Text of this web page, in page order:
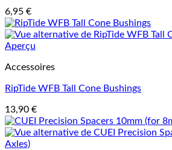
6,95 €
Aperçu
Accessoires
RipTide WFB Tall Cone Bushings
13,90 €